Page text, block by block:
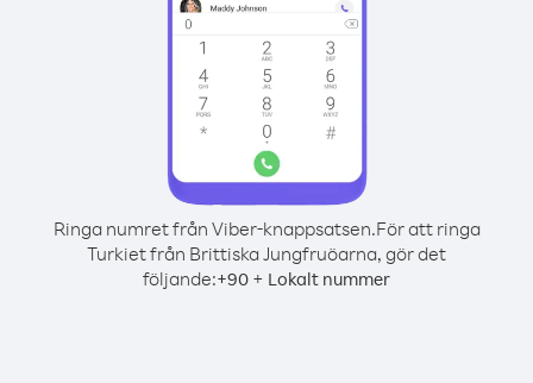
Ringa numret från Viber-knappsatsen.För att ringa
Turkiet från Brittiska Jungfruöarna, gör det
följande:+90 + Lokalt nummer